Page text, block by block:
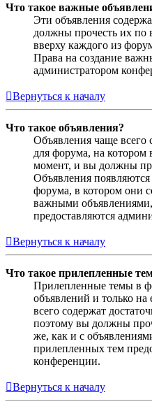
Что такое важные
Эти объявления
должны прочесть их по
вверху каждого из
Права на создание
администратором
Вернуться к началу
Что такое объявления?
Объявления чаще
для форума, на котором
момент, и вы должны
Объявления
форума, в котором они
важными объявлениями,
предоставляются
Вернуться к началу
Что такое прилепленные
Прилепленные темы в
объявлений и только
всего содержат
поэтому вы должны
же, как и с
прилепленных тем
конференции.
Вернуться к началу